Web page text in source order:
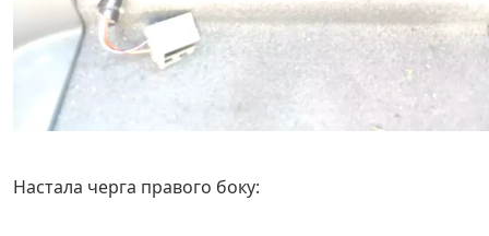
Настала черга правого боку: